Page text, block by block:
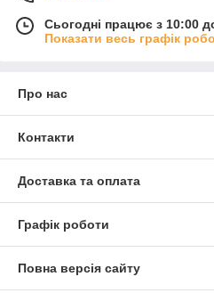
Сьогодні працює з 10:00
Показати весь графік
Про нас
Контакти
Доставка та оплата
Графік роботи
Повна версія сайту